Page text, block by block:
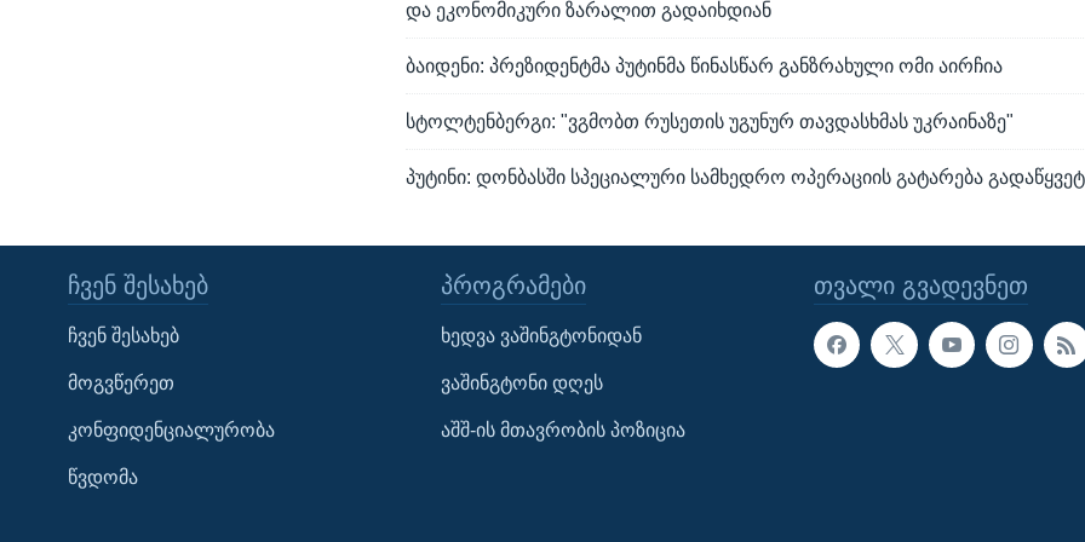
Learning English
ᲗᲕᲐᲚᲘ ᲒᲕᲐᲓᲔᲕᲜᲔᲗ
ენები
და ეკონომიკური ზარალით გადაიხდიან
ბაიდენი: პრეზიდენტმა პუტინმა წინასწარ განზრახული ომი აირჩია
სტოლტენბერგი: "ვგმობთ რუსეთის უგუნურ თავდასხმას უკრაინაზე"
პუტინი: დონბასში სპეციალური სამხედრო ოპერაციის გატარება
ᲗᲕᲐᲚᲘ ᲒᲕᲐᲓᲔᲕᲜᲔᲗ
ᲩᲕᲔᲜ ᲨᲔᲡᲐᲮᲔᲑ
ჩვენ შესახებ
მოგვწერეთ
კონფიდენციალურობა
წვდომა
ᲞᲠᲝᲒᲠᲐᲛᲔᲑᲘ
ხედვა ვაშინგტონიდან
ვაშინგტონი დღეს
აშშ-ის მთავრობის პოზიცია